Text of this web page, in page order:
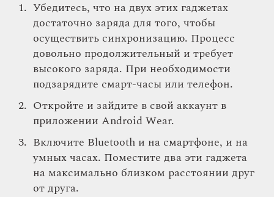
Убедитесь, что на двух этих гаджетах
достаточно заряда для того, чтобы
осуществить синхронизацию. Процесс
довольно продолжительный и требует
высокого заряда. При необходимости
подзарядите смарт-часы или телефон.
Откройте и зайдите в свой аккаунт в
приложении Android Wear.
Включите Bluetooth и на смартфоне, и на
умных часах. Поместите два эти гаджета
на максимально близком расстоянии друг
от друга.